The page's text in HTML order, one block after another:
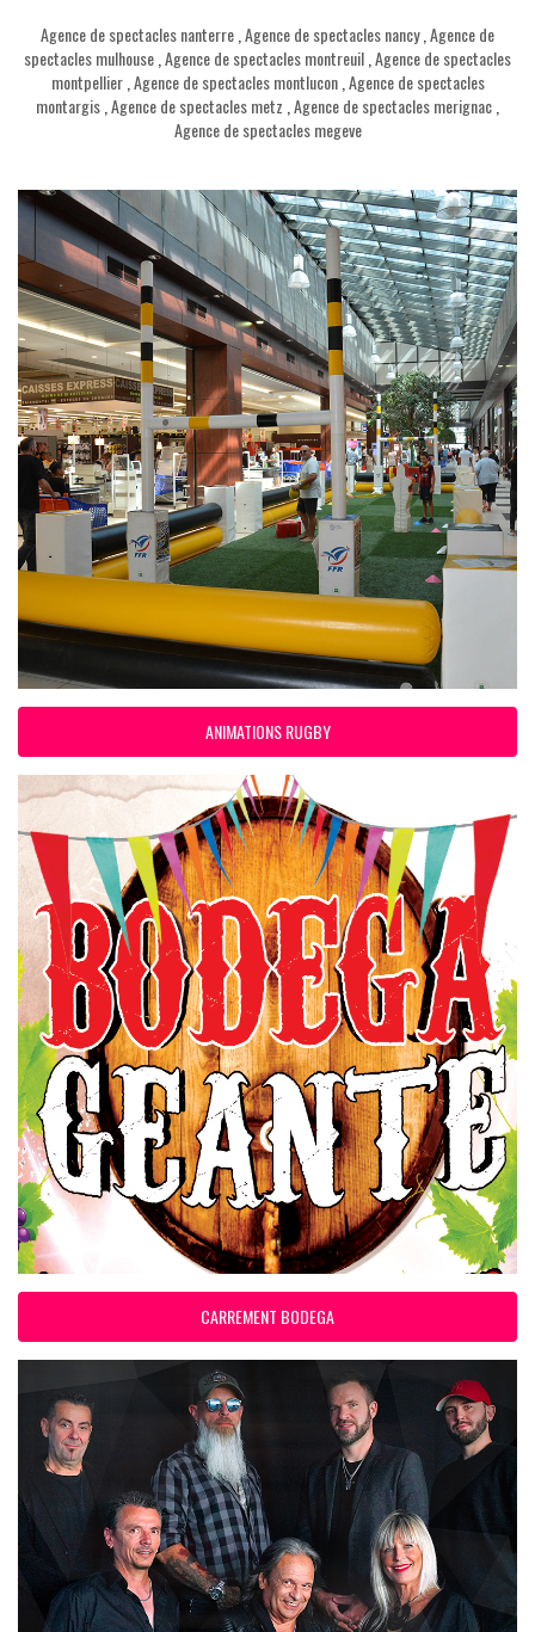
Agence de spectacles nanterre Agence de spectacles nancy, Agence de
spectacles mulhouse Agence de spectacles montreuil Agence de spectacles
montpellier, Agence de spectacles montlucon, Agence de spectacles
montargis Agence de spectacles metz Agence de spectacles merignac
Agence de spectacles megeve
ANIMATIONS RUGBY
CARREMENT BODEGA